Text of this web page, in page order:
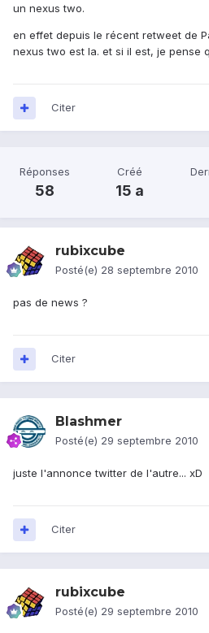
un nexus two.
en effet depuis le récent retweet de
nexus two est la. et si il est, je pense
Citer
Réponses
58
Créé
15 a
rubixcube
Posté(e) 28 septembre 2010
pas de news ?
Citer
Blashmer
Posté(e) 29 septembre 2010
juste l'annonce twitter de l'autre... xD
Citer
rubixcube
Posté(e) 29 septembre 2010